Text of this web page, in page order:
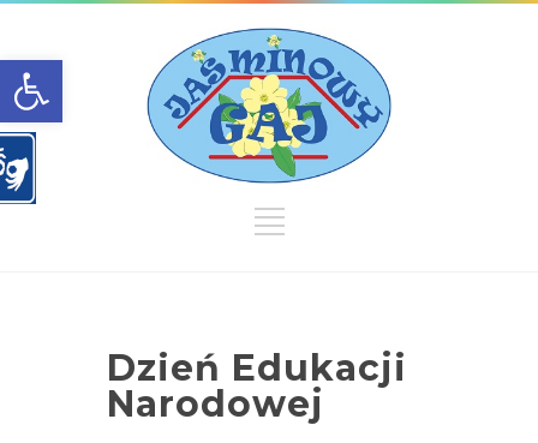
Open toolbar
Dzień Edukacji
Narodowej